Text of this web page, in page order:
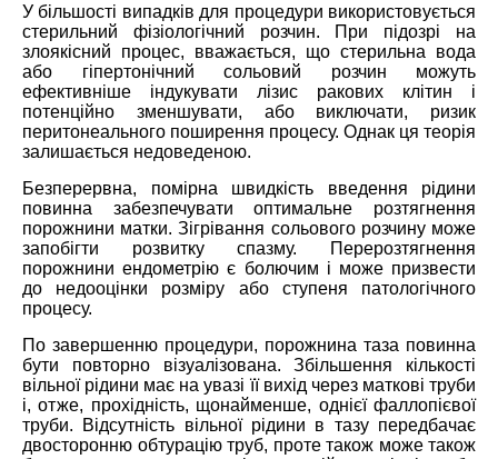
У більшості випадків для процедури використовується
стерильний фізіологічний розчин. При підозрі на
злоякісний процес, вважається, що стерильна вода
або гіпертонічний сольовий розчин можуть
ефективніше індукувати лізис ракових клітин і
потенційно зменшувати, або виключати, ризик
перитонеального поширення процесу. Однак ця теорія
залишається недоведеною.
Безперервна, помірна швидкість введення рідини
повинна забезпечувати оптимальне розтягнення
порожнини матки. Зігрівання сольового розчину може
запобігти розвитку спазму. Перерозтягнення
порожнини ендометрію є болючим і може призвести
до недооцінки розміру або ступеня патологічного
процесу.
По завершенню процедури, порожнина таза повинна
бути повторно візуалізована. Збільшення кількості
вільної рідини має на увазі її вихід через маткові труби
і, отже, прохідність, щонайменше, однієї фаллопієвої
труби. Відсутність вільної рідини в тазу передбачає
двосторонню обтурацію труб, проте також може також